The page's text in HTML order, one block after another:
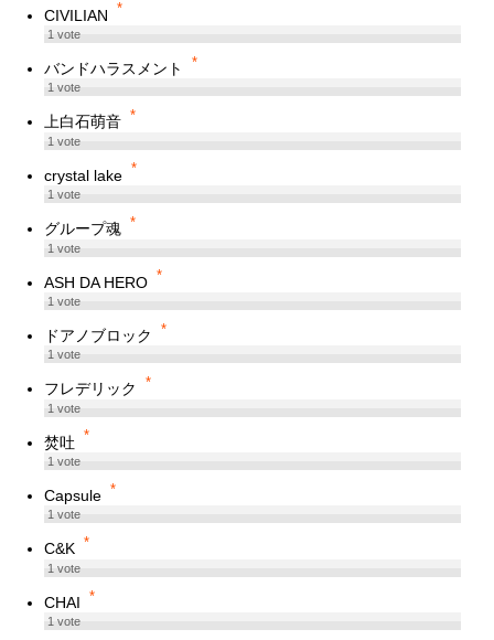
CIVILIAN *
1vote
バンドハラスメント *
1vote
上白石萌音 *
1vote
crystal lake *
1vote
グループ魂 *
1vote
ASH DA HERO *
1vote
ドアノブロック *
1vote
フレデリック *
1vote
焚吐 *
1vote
Capsule *
1vote
C&K *
1vote
CHAI *
1vote